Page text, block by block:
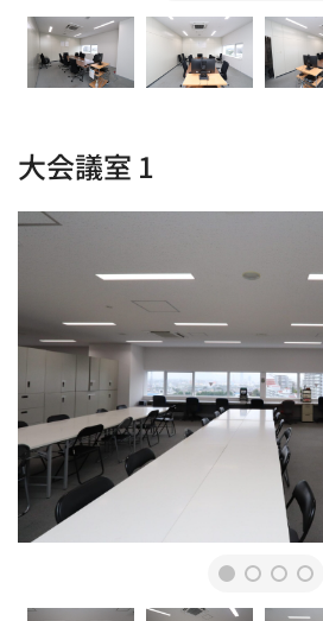
大会議室 1